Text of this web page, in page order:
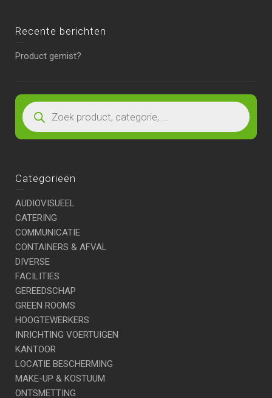
Recente berichten
Product gemist?
Categorieën
AUDIOVISUEEL
CATERING
COMMUNICATIE
CONTAINERS & AFVAL
DIVERSE
FACILITIES
GEREEDSCHAP
GREEN ROOMS
HOOGTEWERKERS
INRICHTING VOERTUIGEN
KANTOOR
LOCATIE BESCHERMING
MAKE-UP & KOSTUUM
ONTSMETTING